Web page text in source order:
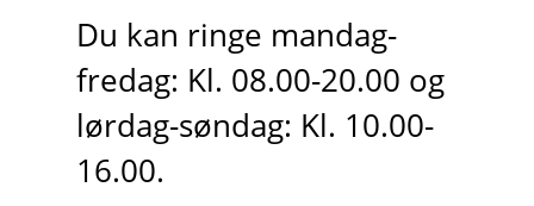
Du kan ringe mandag-
fredag: Kl. 08.00-20.00 og
lørdag-søndag: Kl. 10.00-
16.00.